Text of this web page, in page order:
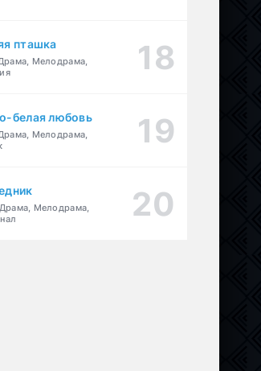
пташка
Мелодрама,
белая любовь
Мелодрама,
Мелодрама,